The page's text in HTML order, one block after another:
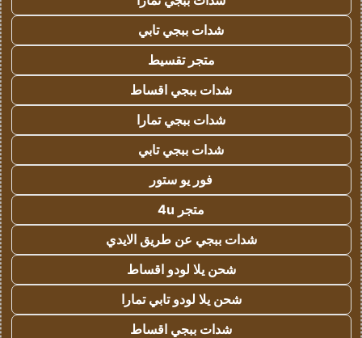
شدات ببجي تابي
متجر تقسيط
شدات ببجي اقساط
شدات ببجي تمارا
شدات ببجي تابي
فور يو ستور
متجر 4u
شدات ببجي عن طريق الايدي
شحن يلا لودو اقساط
شحن يلا لودو تابي تمارا
شدات ببجي اقساط